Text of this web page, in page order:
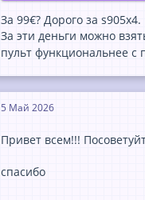
За 99€? Дорого за s905x4.
За эти деньги можно
пульт функциональнее с
5 Май 2026
Привет всем!!!
спасибо